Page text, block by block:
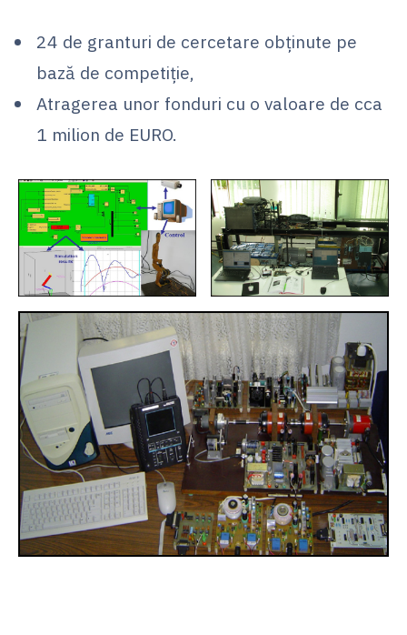
24 de granturi de cercetare obţinute pe
bază de competiţie,
Atragerea unor fonduri cu o valoare de cca
1 milion de EURO.